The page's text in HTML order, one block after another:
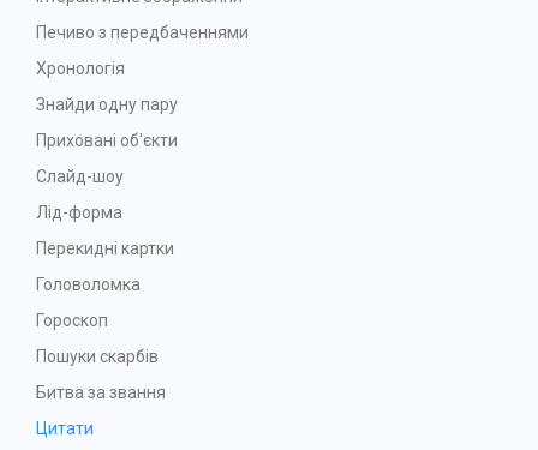
Печиво з передбаченнями
Хронологія
Знайди одну пару
Приховані об'єкти
Слайд-шоу
Лід-форма
Перекидні картки
Головоломка
Гороскоп
Пошуки скарбів
Битва за звання
Цитати